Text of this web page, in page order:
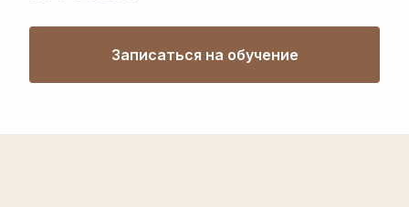
Записаться на обучение